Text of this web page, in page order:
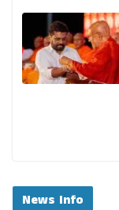
News Info